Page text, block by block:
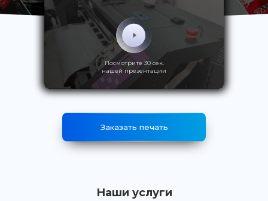
Посмотрите 30 сек.
нашей презентации
Заказать печать
Наши услуги